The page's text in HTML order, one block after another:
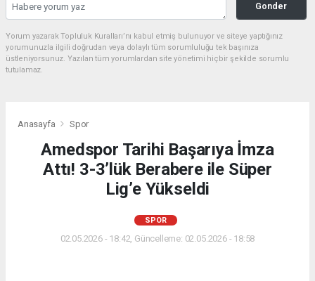
Gonder
Yorum yazarak Topluluk Kuralları’nı kabul etmiş bulunuyor ve siteye yaptığınız
yorumunuzla ilgili doğrudan veya dolaylı tüm sorumluluğu tek başınıza
üstleniyorsunuz. Yazılan tüm yorumlardan site yönetimi hiçbir şekilde sorumlu
tutulamaz.
Anasayfa Spor
Amedspor Tarihi Başarıya İmza
Attı! 3-3’lük Berabere ile Süper
Lig’e Yükseldi
SPOR
02.05.2026 - 18:42, Güncelleme: 02.05.2026 - 18:58